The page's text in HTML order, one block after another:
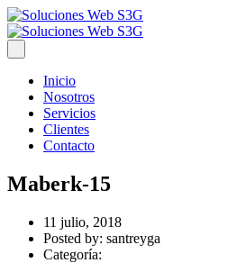
Inicio
Nosotros
Servicios
Clientes
Contacto
Maberk-15
11 julio, 2018
Posted by: santreyga
Categoría: